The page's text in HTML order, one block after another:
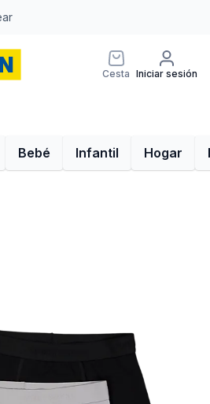
Cesta Iniciar sesión
Bebé Infantil Hogar